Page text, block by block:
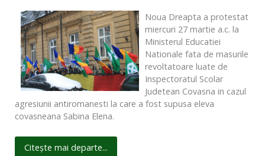
Noua Dreapta a protestat
miercuri 27 martie a.c. la
Ministerul Educatiei
Nationale fata de masurile
revoltatoare luate de
Inspectoratul Scolar
Judetean Covasna in cazul
agresiunii antiromanesti la care a fost supusa eleva
covasneana Sabina Elena.
Citește mai departe...